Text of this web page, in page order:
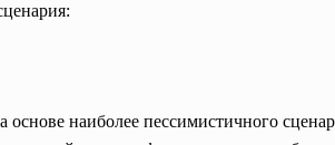
наиболее пессимистичного